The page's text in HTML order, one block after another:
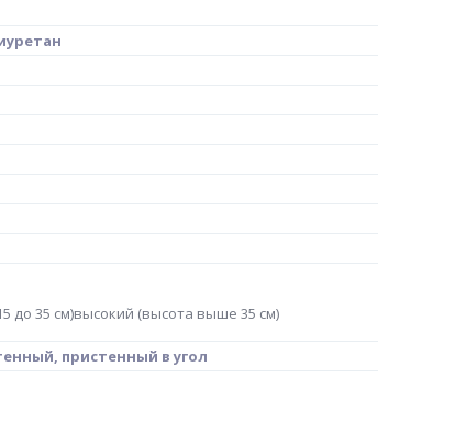
до 35 см)высокий (высота выше 35 см)
пристенный в угол